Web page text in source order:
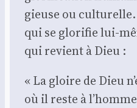
gieuse ou
qui se glo­ri­fie lui-
qui revient à Dieu :
« La gloire de Dieu
où il reste à